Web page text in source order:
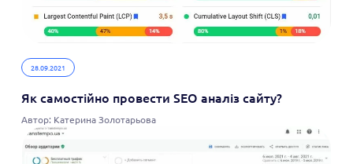
28.09.2021
Як самостійно провести SEO аналіз сайту?
Автор: Катерина Золотарьова